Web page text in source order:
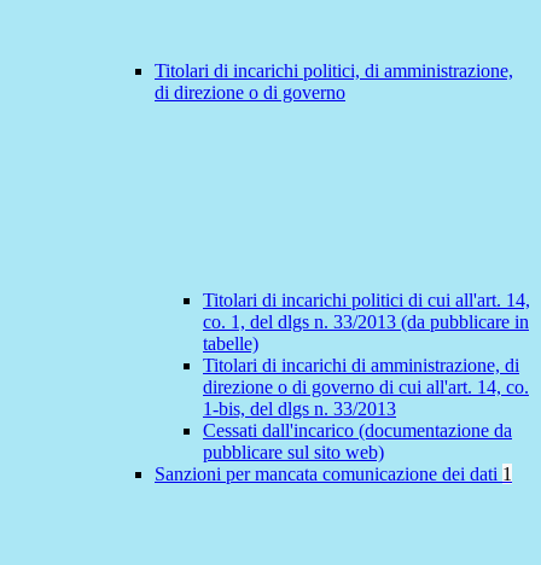
Titolari di incarichi politici, di amministrazione,
di direzione o di governo
Titolari di incarichi politici di cui all'art. 14,
co. 1, del dlgs n. 33/2013 (da pubblicare in
tabelle)
Titolari di incarichi di amministrazione, di
direzione o di governo di cui all'art. 14, co.
1-bis, del dlgs n. 33/2013
Cessati dall'incarico (documentazione da
pubblicare sul sito web)
Sanzioni per mancata comunicazione dei dati 1